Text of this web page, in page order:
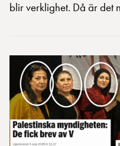
blir verklighet. Då är det